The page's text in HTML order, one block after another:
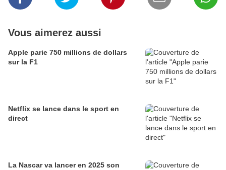
Vous aimerez aussi
Apple parie 750 millions de dollars
sur la F1
Netflix se lance dans le sport en
direct
La Nascar va lancer en 2025 son